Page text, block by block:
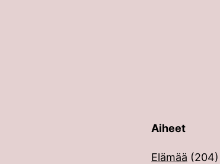
halutulle sivulle enterinAiheet
Elämää (204)